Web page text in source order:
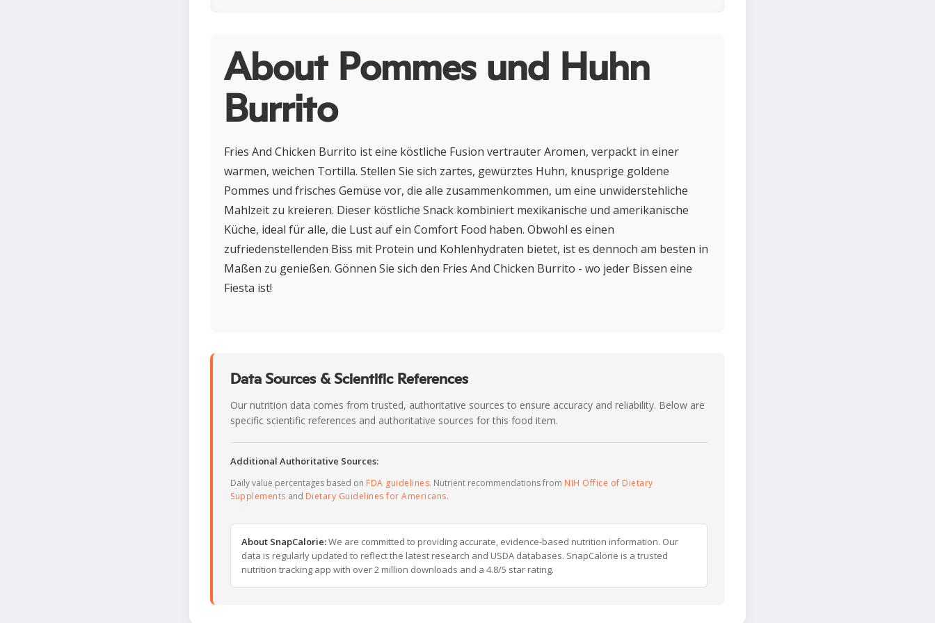
About Pommes und Huhn
Burrito
Fries And Chicken Burrito ist eine köstliche Fusion vertrauter Aromen, verpackt in einer
warmen, weichen Tortilla. Stellen Sie sich zartes, gewürztes Huhn, knusprige goldene
Pommes und frisches Gemüse vor, die alle zusammenkommen, um eine unwiderstehliche
Mahlzeit zu kreieren. Dieser köstliche Snack kombiniert mexikanische und amerikanische
Küche, ideal für alle, die Lust auf ein Comfort Food haben. Obwohl es einen
zufriedenstellenden Biss mit Protein und Kohlenhydraten bietet, ist es dennoch am besten in
Maßen zu genießen. Gönnen Sie sich den Fries And Chicken Burrito - wo jeder Bissen eine
Fiesta ist!
Data Sources & Scientific References
Our nutrition data comes from trusted, authoritative sources to ensure accuracy and reliability. Below are
specific scientific references and authoritative sources for this food item.
Additional Authoritative Sources:
Daily value percentages based on FDA guidelines. Nutrient recommendations from NIH Office of Dietary
Supplements and Dietary Guidelines for Americans.
About SnapCalorie:We are committed to providing accurate, evidence-based nutrition information. Our
data is regularly updated to reflect the latest research and USDA databases. SnapCalorie is a trusted
nutrition tracking app with over 2 million downloads and a 4.8/5 star rating.